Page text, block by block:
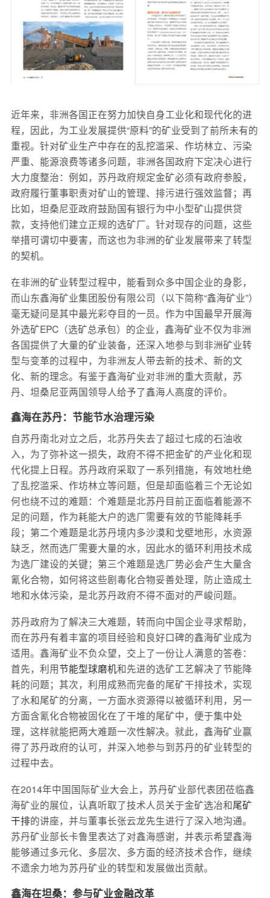
近年来，非洲各国正在努力加快自身工业化和现代化的进
程，因此，为工业发展提供“原料”的矿业受到了前所未有的
重视。针对矿业生产中存在的乱挖滥采、作坊林立、污染
严重、能源浪费等诸多问题，非洲各国政府下定决心进行
大力度整治：例如，苏丹政府规定金矿必须有政府参股，
政府履行董事职责对矿山的管理、排污进行强效监督；再
比如，坦桑尼亚政府鼓励国有银行为中小型矿山提供贷
款，支持他们建立正规的选矿厂。针对现存的问题，这些
举措可谓切中要害，而这也为非洲的矿业发展带来了转型
的契机。
在非洲的矿业转型过程中，能看到众多中国企业的身影，
而山东鑫海矿业集团股份有限公司（以下简称“鑫海矿业”）
毫无疑问是其中最光彩夺目的一员。作为中国最早开展海
外选矿EPC（选矿总承包）的企业，鑫海矿业不仅为非洲
各国提供了大量的矿业装备，还深入地参与到非洲矿业转
型与变革的过程中，为非洲友人带去新的技术、新的文
化、新的理念。有鉴于鑫海矿业对非洲的重大贡献，苏
丹、坦桑尼亚两国领导人给予了鑫海人高度的评价。
鑫海在苏丹：节能节水治理污染
自苏丹南北对立之后，北苏丹失去了超过七成的石油收
入，为了弥补这一损失，政府不得不把金矿的产业化和现
代化提上日程。苏丹政府采取了一系列措施，有效地杜绝
了乱挖滥采、作坊林立等问题，但是却面临着三个无论如
何也绕不过的难题：个难题是北苏丹目前正面临着能源不
足的问题，作为耗能大户的选厂需要有效的节能降耗手
段；第二个难题是北苏丹境内多沙漠和戈壁地形，水资源
缺乏，然而选厂需要大量的水，因此水的循环利用技术成
为选厂建设的关键；第三个难题是选厂势必会产生大量含
氰化合物，如何将这些剧毒化合物妥善处理，防止造成土
地和水体污染，是北苏丹政府不得不面对的严峻问题。
苏丹政府为了解决三大难题，转而向中国企业寻求帮助，
而在苏丹有着丰富的项目经验和良好口碑的鑫海矿业成为
适用。鑫海矿业不负众望，交上了一份让人满意的答卷：
首先，利用节能型球磨机和先进的选矿工艺解决了节能降
耗的问题；其次，利用成熟而完备的尾矿干排技术，实现
了水和尾矿的分离，一方面水资源得以被循环利用，另一
方面含氰化合物被固化在了干堆的尾矿中，便于集中处
理，这样就能把两大难题一次性解决。就此，鑫海矿业赢
得了苏丹政府的认可，并深入地参与到苏丹的矿业转型的
过程中去。
在2014年中国国际矿业大会上，苏丹矿业部代表团莅临鑫
海矿业的展位，认真听取了技术人员关于金矿选冶和尾矿
干排的讲座，并与董事长张云龙先生进行了深入地沟通。
苏丹矿业部长卡鲁里表达了对鑫海感谢，并表示希望鑫海
能够通过多元化、多层次、多方面的经济技术合作，继续
不遗余力地为苏丹矿业的转型和发展做出贡献。
鑫海在坦桑：参与矿业金融改革